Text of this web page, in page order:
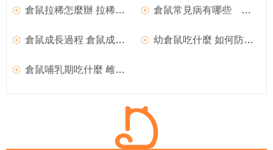
倉鼠拉稀怎麼辦 拉稀的倉鼠應該怎麼辦 倉鼠常見病有哪些 倉鼠常見病集合
倉鼠成長過程 倉鼠成長過程需要注意的事項 幼倉鼠吃什麼 如何防止雌倉鼠食崽怎麼照顧
倉鼠哺乳期吃什麼 雌倉鼠哺乳期要注意什麼